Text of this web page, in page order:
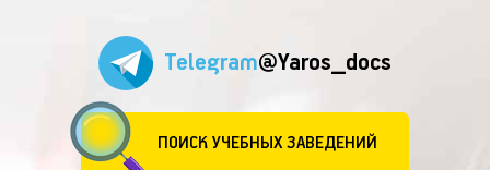
Telegram@Yaros_docs
ПОИСК УЧЕБНЫХ ЗАВЕДЕНИЙ